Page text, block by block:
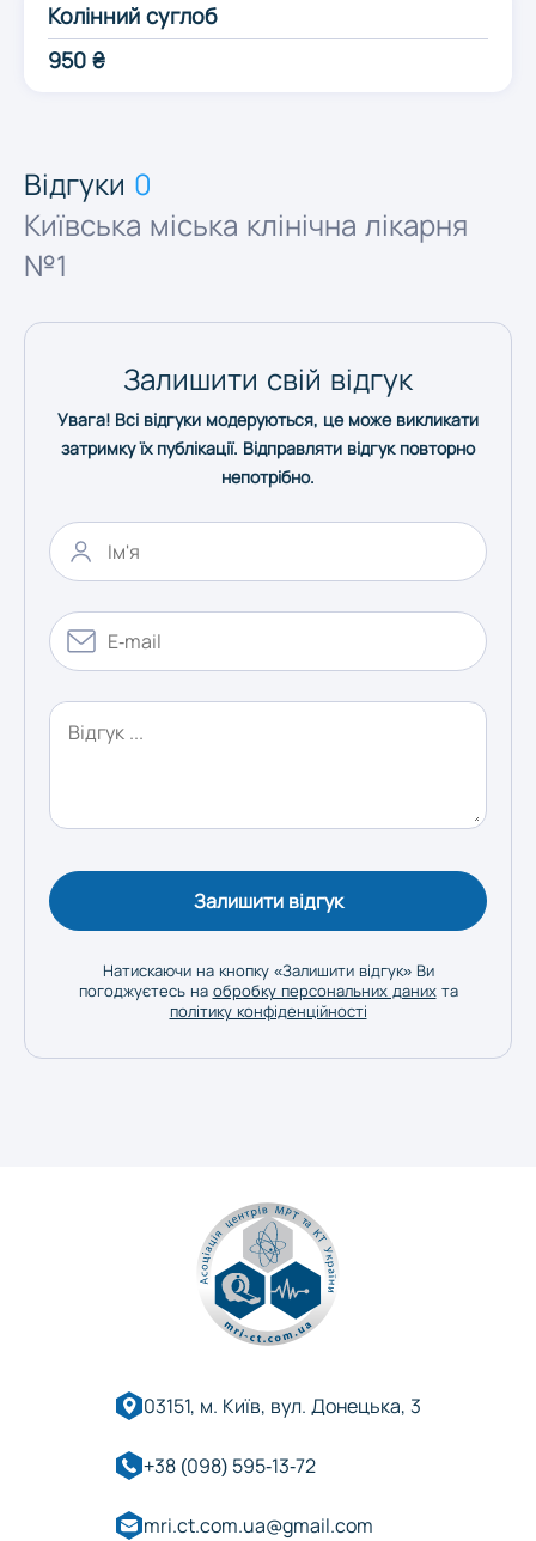
Полтава
Суми
Харків
Херсон
Черкаси
Чернівці
Чернігів
Колінний суглоб
950 ₴
Відгуки 0
Київська міська клінічна лікарня
№1
Залишити свій відгук
Увага! Всі відгуки модеруються, це може викликати
затримку їх публікації. Відправляти відгук повторно
непотрібно.
Залишити відгук
Натискаючи на кнопку «Залишити відгук» Ви
погоджуєтесь на обробку персональних данихта
політику конфіденційності
03151, м. Київ, вул. Донецька, 3
+38 (098) 595-13-72
mri.ct.com.ua@gmail.com